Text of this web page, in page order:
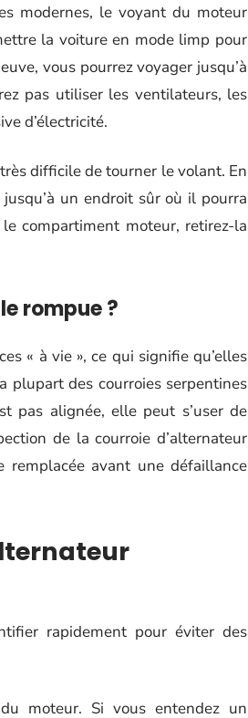
modernes, le voyant du moteur
la voiture en mode limp pour
vous pourrez voyager jusqu’à
pas utiliser les ventilateurs, les
d’électricité.
difficile de tourner le volant. En
un endroit sûr où il pourra
compartiment moteur, retirez-la
rompue ?
« à vie », ce qui signifie qu’elles
plupart des courroies serpentines
pas alignée, elle peut s’user de
de la courroie d’alternateur
remplacée avant une défaillance
rapidement pour éviter des
moteur. Si vous entendez un